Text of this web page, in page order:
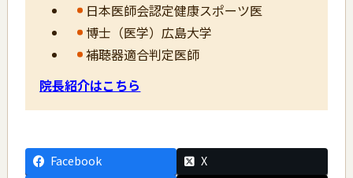
日本医師会認定健康スポーツ医
博士（医学）広島大学
補聴器適合判定医師
院長紹介はこちら
Facebook
X